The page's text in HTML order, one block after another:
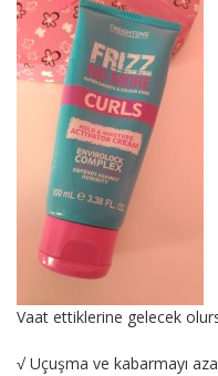
Vaat ettiklerine gelecek
√ Uçuşma ve kabarmayı